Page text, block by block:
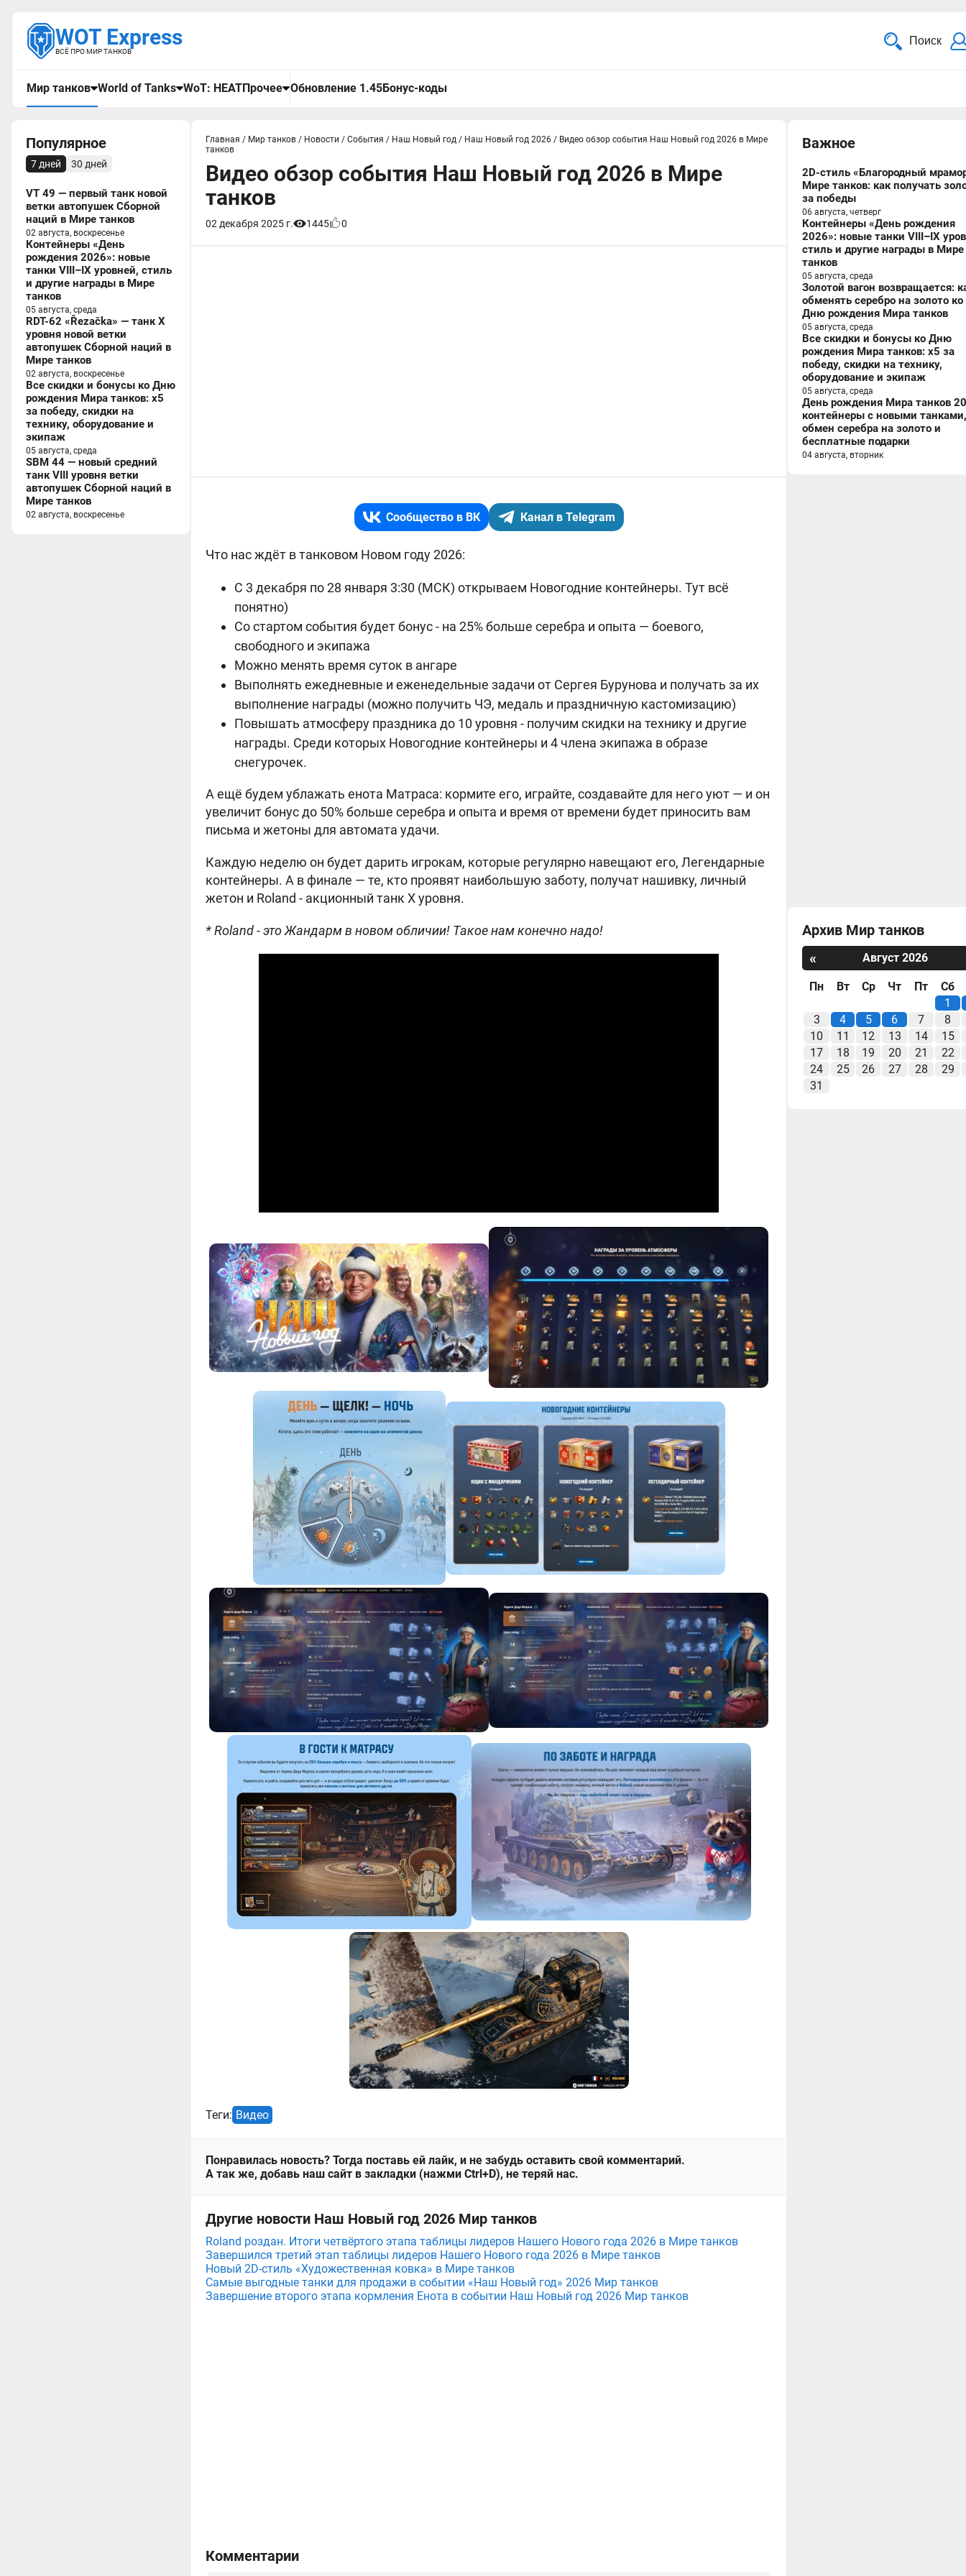
WOT Express
ВСЁ ПРО МИР ТАНКОВ
Поиск
Мир танков World of Tanks WoT: HEATПрочее Обновление 1.45Бонус-коды
Популярное
7 дней 30 дней
VT 49 — первый танк новой
ветки автопушек Сборной
наций в Мире танков
02 августа, воскресенье
Контейнеры «День
рождения 2026»: новые
танки VIII–IX уровней, стиль
и другие награды в Мире
танков
05 августа, среда
RDT-62 «Řezačka» — танк X
уровня новой ветки
автопушек Сборной наций в
Мире танков
02 августа, воскресенье
Все скидки и бонусы ко Дню
рождения Мира танков: x5
за победу, скидки на
технику, оборудование и
экипаж
05 августа, среда
SBM 44 — новый средний
танк VIII уровня ветки
автопушек Сборной наций в
Мире танков
02 августа, воскресенье
Главная / Мир танков / Новости / События / Наш Новый год / Наш Новый год 2026 / Видео обзор события Наш Новый год 2026 в Мире
танков
Видео обзор события Наш Новый год 2026 в Мире
танков
02 декабря 2025 г. 1445 0
Сообщество в ВК Канал в Telegram
Что нас ждёт в танковом Новом году 2026:
С 3 декабря по 28 января 3:30 (МСК) открываем Новогодние контейнеры. Тут всё
понятно)
Со стартом события будет бонус - на 25% больше серебра и опыта — боевого,
свободного и экипажа
Можно менять время суток в ангаре
Выполнять ежедневные и еженедельные задачи от Сергея Бурунова и получать за их
выполнение награды (можно получить ЧЭ, медаль и праздничную кастомизацию)
Повышать атмосферу праздника до 10 уровня - получим скидки на технику и другие
награды. Среди которых Новогодние контейнеры и 4 члена экипажа в образе
снегурочек.
А ещё будем ублажать енота Матраса: кормите его, играйте, создавайте для него уют — и он
увеличит бонус до 50% больше серебра и опыта и время от времени будет приносить вам
письма и жетоны для автомата удачи.
Каждую неделю он будет дарить игрокам, которые регулярно навещают его, Легендарные
контейнеры. А в финале — те, кто проявят наибольшую заботу, получат нашивку, личный
жетон и Roland - акционный танк X уровня.
* Roland - это Жандарм в новом обличии! Такое нам конечно надо!
Теги: Видео
Понравилась новость? Тогда поставь ей лайк, и не забудь оставить свой комментарий.
А так же, добавь наш сайт в закладки (нажми Ctrl+D), не теряй нас.
Другие новости Наш Новый год 2026 Мир танков
Roland роздан. Итоги четвёртого этапа таблицы лидеров Нашего Нового года 2026 в Мире танков
Завершился третий этап таблицы лидеров Нашего Нового года 2026 в Мире танков
Новый 2D-стиль «Художественная ковка» в Мире танков
Самые выгодные танки для продажи в событии «Наш Новый год» 2026 Мир танков
Завершение второго этапа кормления Енота в событии Наш Новый год 2026 Мир танков
Комментарии
Важное
2D-стиль «Благородный
Мире танков: как получать
за победы
06 августа, четверг
Контейнеры «День рождения
2026»: новые танки VIII–IX
стиль и другие награды в Мире
танков
05 августа, среда
Золотой вагон возвращается:
обменять серебро на золото ко
Дню рождения Мира танков
05 августа, среда
Все скидки и бонусы ко Дню
рождения Мира танков: x5 за
победу, скидки на технику,
оборудование и экипаж
05 августа, среда
День рождения Мира танков
контейнеры с новыми танками,
обмен серебра на золото и
бесплатные подарки
04 августа, вторник
Архив Мир танков
«
Август 2026
Пн Вт Ср Чт Пт
Сб
1
3
4 5 6 7
8
10
11 12 13 14
15
17
18 19 20 21
22
24
25 26 27 28
29
31